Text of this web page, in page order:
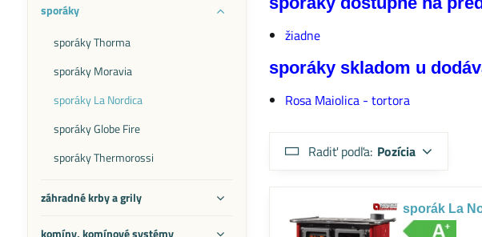
žiadne
sporáky skladom u
Rosa Maiolica - tortora
Radiť podľa: Pozícia
sporák La
sporáky
sporáky Thorma
sporáky Moravia
sporáky La Nordica
sporáky Globe Fire
sporáky Thermorossi
záhradné krby a grily
komíny, komínové systémy